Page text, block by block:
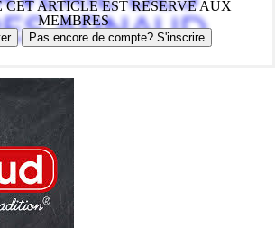
CET ARTICLE EST RESERVE AUX
MEMBRES
Pas encore de compte? S'inscrire
ARNAUD